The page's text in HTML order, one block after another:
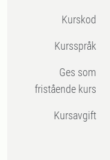
Kurskod
Kursspråk
Ges som
fristående kurs
Kursavgift